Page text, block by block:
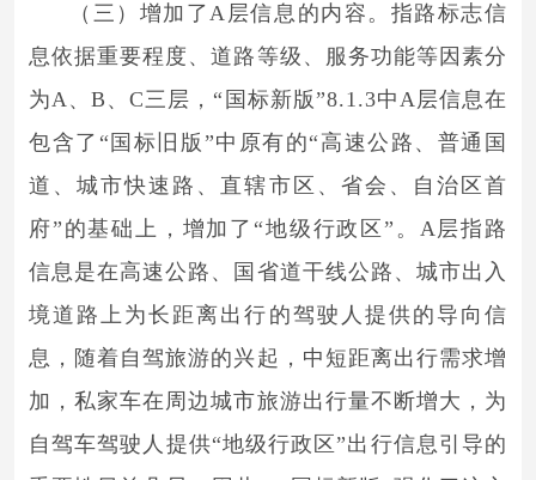
（三）增加了A层信息的内容。指路标志信
息依据重要程度、道路等级、服务功能等因素分
为A、B、C三层，“国标新版”8.1.3中A层信息在
包含了“国标旧版”中原有的“高速公路、普通国
道、城市快速路、直辖市区、省会、自治区首
府”的基础上，增加了“地级行政区”。A层指路
信息是在高速公路、国省道干线公路、城市出入
境道路上为长距离出行的驾驶人提供的导向信
息，随着自驾旅游的兴起，中短距离出行需求增
加，私家车在周边城市旅游出行量不断增大，为
自驾车驾驶人提供“地级行政区”出行信息引导的